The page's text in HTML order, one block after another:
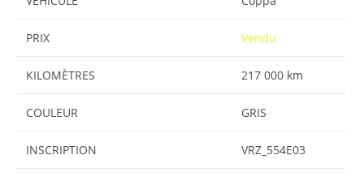
PRIX Vendu
KILOMÈTRES 217 000 km
COULEUR GRIS
INSCRIPTION VRZ_554E03